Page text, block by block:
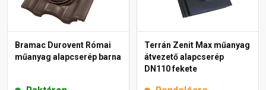
Bramac Durovent Római
műanyag alapcserép barna
Terrán Zenit Max műanyag
átvezető alapcserép
DN110 fekete